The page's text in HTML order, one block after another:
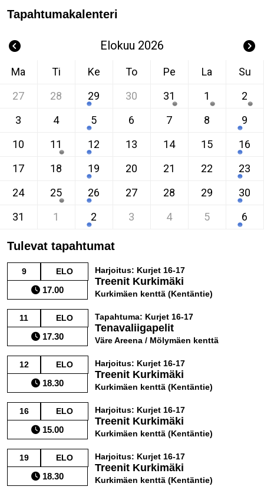
Tapahtumakalenteri
Elokuu 2026
Ma Ti Ke To Pe La
Su
27
28 29 30 31 1
2
3
4 5 6 7 8
9
10
11 12 13 14 15
16
17
18 19 20 21 22
23
24
25 26 27 28 29
30
31
1 2 3 4 5 6
Tulevat tapahtumat
9 ELO
17.00
Harjoitus: Kurjet 16-17
Treenit Kurkimäki
Kurkimäen kenttä (Kentäntie)
11 ELO
17.30
Tapahtuma: Kurjet 16-17
Tenavaliigapelit
Väre Areena / Mölymäen kenttä
12 ELO
18.30
Harjoitus: Kurjet 16-17
Treenit Kurkimäki
Kurkimäen kenttä (Kentäntie)
16 ELO
15.00
Harjoitus: Kurjet 16-17
Treenit Kurkimäki
Kurkimäen kenttä (Kentäntie)
19 ELO
18.30
Harjoitus: Kurjet 16-17
Treenit Kurkimäki
Kurkimäen kenttä (Kentäntie)